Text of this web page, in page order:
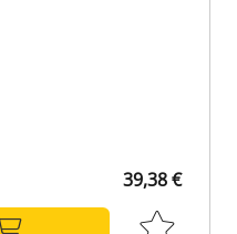
39,38 €